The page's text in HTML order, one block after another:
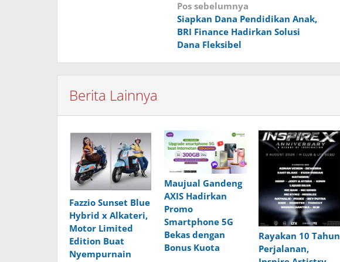
Navigasi
pos
Pos sebelumnya
Siapkan Dana Pendidikan Anak,
BRI Finance Hadirkan Solusi
Dana Fleksibel
Berita Lainnya
Fazzio Sunset Blue
Hybrid x Alkateri,
Motor Limited
Edition Buat
Nyempurnain
Maujual Gandeng
AXIS Hadirkan
Promo
Smartphone 5G
Bekas dengan
Bonus Kuota
Rayakan 10 Tahun
Perjalanan,